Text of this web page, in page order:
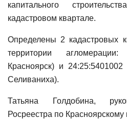
капитального
кадастровом квартале.
Определены 2 кадастровых
территории
Красноярск) и
Селиваниха).
Татьяна Голдобина,
Росреестра по Красноярскому